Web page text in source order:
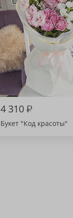
4 310₽
Букет "Код красоты"